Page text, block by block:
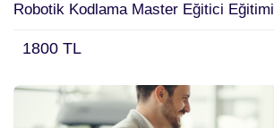
Robotik Kodlama Master Eğitici Eğitimi
1800 TL